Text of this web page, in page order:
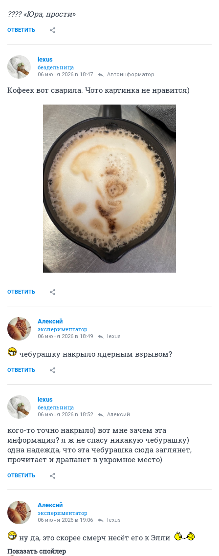
???? «Юра, прости»
ОТВЕТИТЬ
lexus
бездельница
06 июня 2026 в 18:47 Автоинформатор
Кофеек вот сварила. Чото картинка не нравится)
ОТВЕТИТЬ
Алексий
экспериментатор
06 июня 2026 в 18:49 lexus
чебурашку накрыло ядерным взрывом?
ОТВЕТИТЬ
lexus
бездельница
06 июня 2026 в 18:52 Алексий
кого-то точно накрыло) вот мне зачем эта
информация? я ж не спасу никакую чебурашку)
одна надежда, что эта чебурашка сюда заглянет,
прочитает и драпанет в укромное место)
ОТВЕТИТЬ
Алексий
экспериментатор
06 июня 2026 в 19:06 lexus
ну да, это скорее смерч несёт его к Элли
Показать спойлер